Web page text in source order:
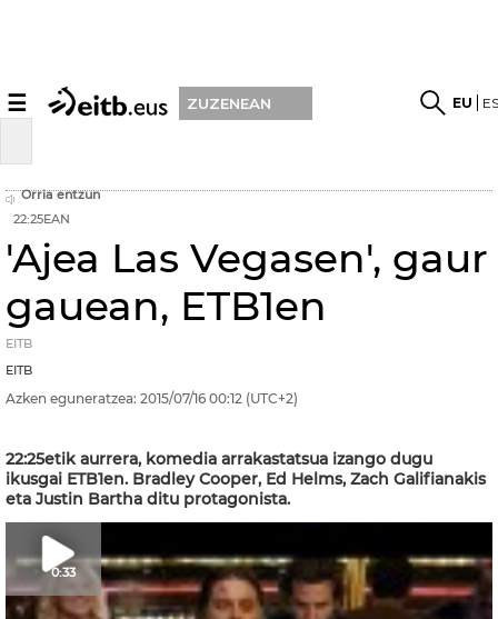
☰ ZUZENEAN EU
Orria entzun
22:25EAN
'Ajea Las Vegasen', gaur
gauean, ETB1en
EITB
EITB
Azken eguneratzea: 2015/07/16 00:12 (UTC+2)
22:25etik aurrera, komedia arrakastatsua izango dugu
ikusgai ETB1en. Bradley Cooper, Ed Helms, Zach Galifianakis
eta Justin Bartha ditu protagonista.
0:33